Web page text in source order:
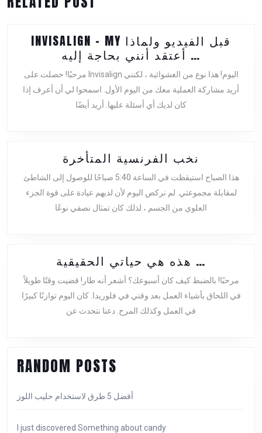
post:
INVISALIGN – MY قبل الفيديو ولماذا
أعتقد أنني بحاجة إليه …
MY
قبل
إليه
…
مرحبًا! حصلت على Invisalign اليوم! هذا نوع من العشوائية ، لكنني
أريد مشاركة العملية معك من اليوم الأول. اسمحوا لي أن أعرف إذا
كان لديك أي أسئلة عليها. أريد أيضًا
نخب الفرنسية المتأخرة
الفرنسية
المتأخرة
هذا الصباح استيقظت في الساعة 5:40 صباحًا للوصول إلى الشاطئ
لمقابلة مجموعتي. لم نركض اليوم لأن لديهم عيادة على قوة الجزء
العلوي من الجسم ، لذلك كان تمثال نصفي نوعًا
هذه هي حياتي الحقيقية …
هي
حياتي
الحقيقية
مرحبًا! بالضبط كيف كان أسبوعك؟ أشعر أنه طار! قضيت وقتًا طويلاً
في اللحاق بأشياء العمل بعد وقتي في فلوريدا. كان اليوم توازنًا كبيرًا
في العمل وكذلك المرح. دعنا نتحدث عن
RANDOM POSTS
أفضل 5 طرق لاستخدام حليب اللوز
I just discovered Something about candy